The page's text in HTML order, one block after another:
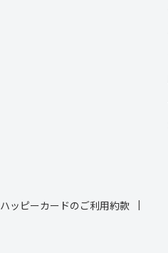
ハッピーカードのご利用約款